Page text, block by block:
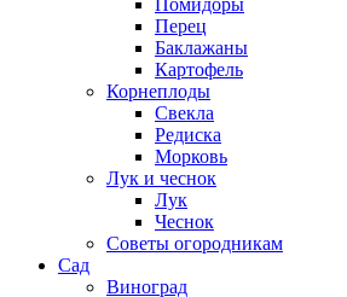
Помидоры
Перец
Баклажаны
Картофель
Корнеплоды
Свекла
Редиска
Морковь
Лук и чеснок
Лук
Чеснок
Советы огородникам
Сад
Виноград